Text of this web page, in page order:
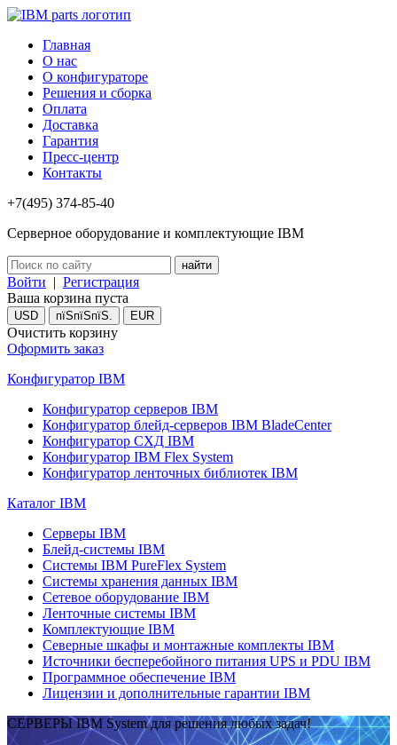
Главная
О нас
О конфигураторе
Решения и сборка
Оплата
Доставка
Гарантия
Пресс-центр
Контакты
+7(495) 374-85-40
Серверное оборудование и комплектующие IBM
Войти | Регистрация
Ваша корзина пуста
USD пїЅпїЅпїЅ. EUR
Очистить корзину
Оформить заказ
Конфигуратор IBM
Конфигуратор серверов IBM
Конфигуратор блейд-серверов IBM BladeCenter
Конфигуратор СХД IBM
Конфигуратор IBM Flex System
Конфигуратор ленточных библиотек IBM
Каталог IBM
Серверы IBM
Блейд-системы IBM
Системы IBM PureFlex System
Системы хранения данных IBM
Сетевое оборудование IBM
Ленточные системы IBM
Комплектующие IBM
Северные шкафы и монтажные комплекты IBM
Источники бесперебойного питания UPS и PDU IBM
Программное обеспечение IBM
Лицензии и дополнительные гарантии IBM
СЕРВЕРЫ IBM System для решения любых задач!